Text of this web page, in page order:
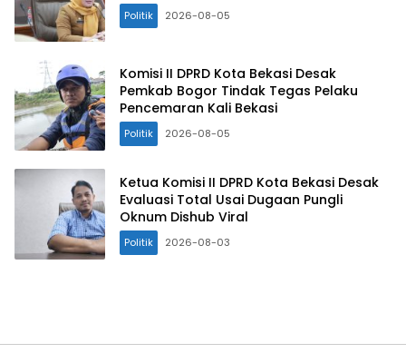
Politik 2026-08-05
Komisi II DPRD Kota Bekasi Desak
Pemkab Bogor Tindak Tegas Pelaku
Pencemaran Kali Bekasi
Politik 2026-08-05
Ketua Komisi II DPRD Kota Bekasi Desak
Evaluasi Total Usai Dugaan Pungli
Oknum Dishub Viral
Politik 2026-08-03